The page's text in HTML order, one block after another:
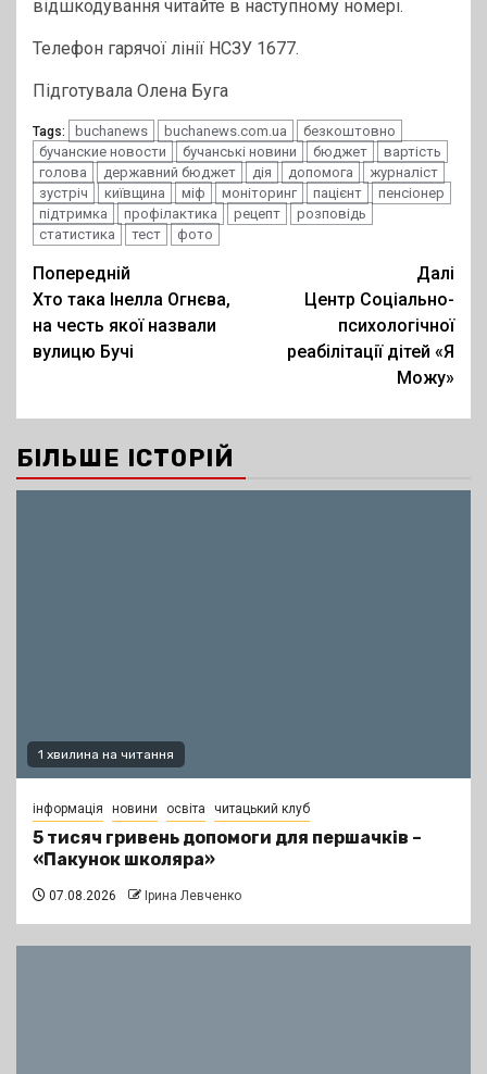
відшкодування читайте в наступному номері.
Телефон гарячої лінії НСЗУ 1677.
Підготувала Олена Буга
Tags: buchanews buchanews.com.ua
безкоштовно
бучанские новости
бучанські новини бюджет
вартість
голова
державний бюджет дія допомога
журналіст
зустріч
київщина міф моніторинг пацієнт
пенсіонер
підтримка
профілактика рецепт
розповідь
статистика
тест фото
Post
navigation
Попередній
Хто така Інелла Огнєва,
на честь якої назвали
вулицю Бучі
Далі
Центр Соціально-
психологічної
реабілітації дітей «Я
Можу»
БІЛЬШЕ ІСТОРІЙ
1 хвилина на читання
інформація новини освіта читацький клуб
5 тисяч гривень допомоги для першачків –
«Пакунок школяра»
07.08.2026 Ірина Левченко